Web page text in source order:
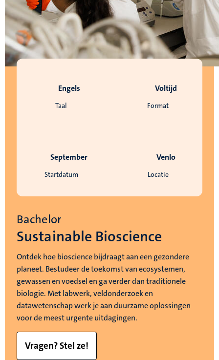
Taal
Engels
Format
Voltijd
Startdatum
September
Locatie
Venlo
Bachelor
Sustainable Bioscience
Ontdek hoe bioscience bijdraagt aan een gezondere
planeet. Bestudeer de toekomst van ecosystemen,
gewassen en voedsel en ga verder dan traditionele
biologie. Met labwerk, veldonderzoek en
datawetenschap werk je aan duurzame oplossingen
voor de meest urgente uitdagingen.
Vragen? Stel ze!